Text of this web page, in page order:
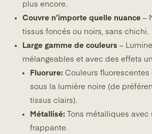
plus encore.
Couvre n’importe quelle nuance–
tissus foncés ou noirs, sans chichi.
Large gamme de couleurs –
mélangeables et avec des effets
Fluorure:Couleurs fluorescentes
sous la lumière noire (de
tissus clairs).
Métallisé:Tons métalliques avec
frappante.